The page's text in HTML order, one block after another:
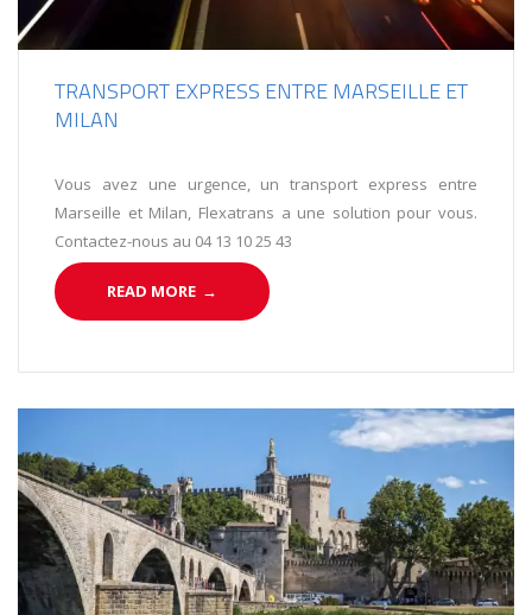
TRANSPORT EXPRESS ENTRE MARSEILLE ET
MILAN
Vous avez une urgence, un transport express entre
Marseille et Milan, Flexatrans a une solution pour vous.
Contactez-nous au 04 13 10 25 43
READ MORE →